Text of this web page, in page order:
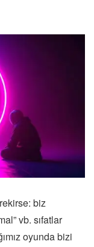
biz
vb. sıfatlar
oyunda bizi